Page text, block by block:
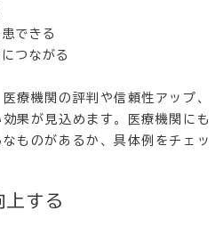
できる
つながる
療機関の評判や信頼性アップ、
果が見込めます。医療機関にも
ものがあるか、具体例をチェッ
上する